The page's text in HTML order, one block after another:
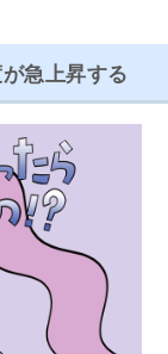
急上昇する